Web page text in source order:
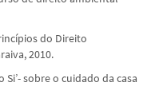
do Direito
2010.
Si’- sobre o cuidado da casa